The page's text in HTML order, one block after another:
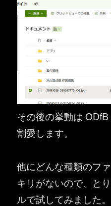
その後の挙動は
割愛します。
他にどんな種類のフ
キリがないので、と
ルで試してみました